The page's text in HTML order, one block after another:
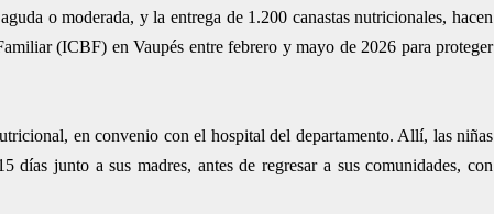
o moderada, y la entrega de 1.200 canastas nutricionales, hacen
(ICBF) en Vaupés entre febrero y mayo de 2026 para proteger
en convenio con el hospital del departamento. Allí, las niñas
junto a sus madres, antes de regresar a sus comunidades, con